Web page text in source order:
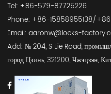
Tel: +86-579-87725226
Phone: +86-15858955138/
Email: aaronw@locks-
Add: № 204, S Lie Road,
город Цзинь, 321200, Чжэцзян,